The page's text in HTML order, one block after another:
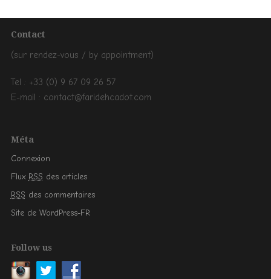
Contact
(sur rendez-vous / by appointment)
Tel : +33 (0) 9 67 09 26 57
E-mail : contact@faridehcadot.com
Méta
Connexion
Flux RSS des articles
RSS des commentaires
Site de WordPress-FR
Follow us